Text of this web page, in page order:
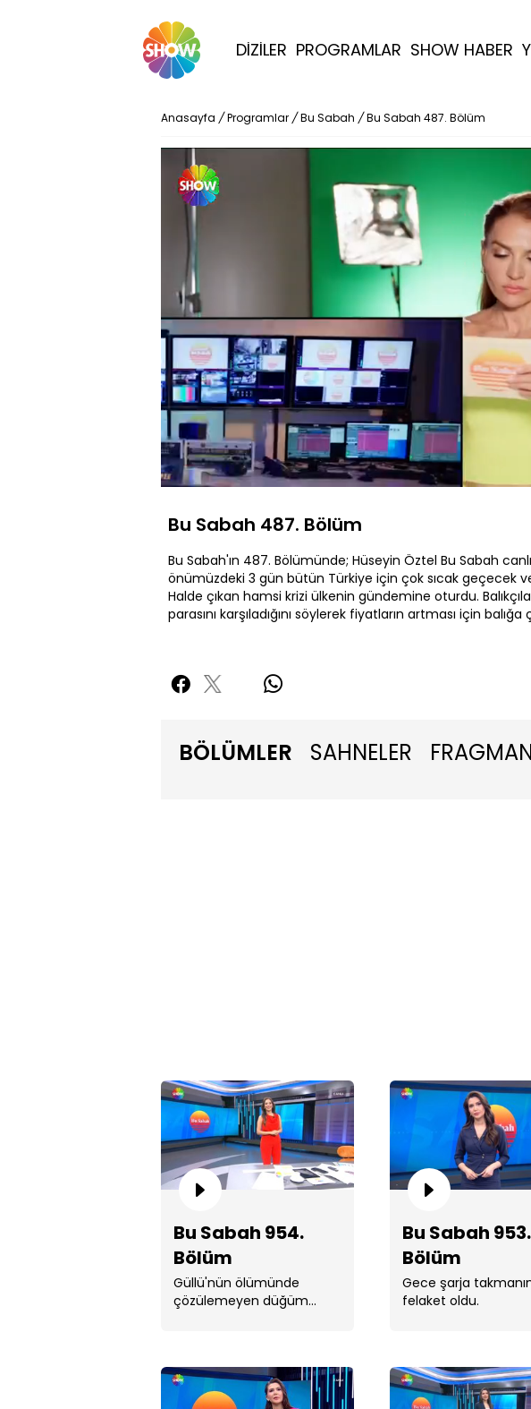
DİZİLER PROGRAMLAR SHOW HABER
Anasayfa / Programlar / Bu Sabah / Bu Sabah 487. Bölüm
Sesi
Aç
Yüklendi:
0.94%
Bu Sabah 487. Bölüm
Bu Sabah'ın 487. Bölümünde; Hüseyin Öztel Bu Sabah
önümüzdeki 3 gün bütün Türkiye için çok sıcak geçecek
Halde çıkan hamsi krizi ülkenin gündemine oturdu.
parasını karşıladığını söylerek fiyatların artması için balığa
BÖLÜMLER SAHNELER
Bu Sabah 954.
Bölüm
Güllü'nün ölümünde
çözülemeyen düğüm...
Bu Sabah 953.
Bölüm
Gece şarja
felaket oldu.